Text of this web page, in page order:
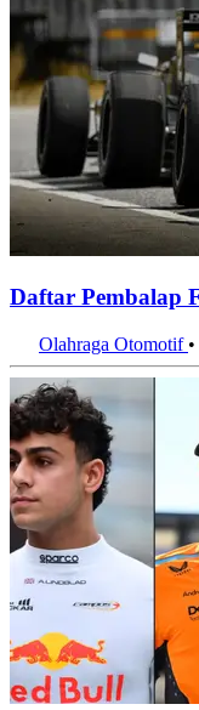
Daftar Pembalap
Olahraga Otomotif •